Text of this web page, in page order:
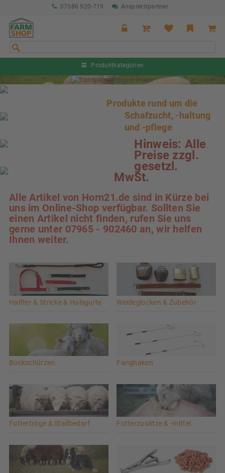
07586 920-719 Ansprechpartner
Produktkategorien
Produkte rund um die
Schafzucht, -haltung
und -pflege
Hinweis: Alle
Preise zzgl.
gesetzl.
MwSt.
Alle Artikel von Horn21.de sind in Kürze bei
uns im Online-Shop verfügbar. Sollten Sie
einen Artikel nicht finden, rufen Sie uns
gerne unter 07965 - 902460 an, wir helfen
Ihnen weiter.
Halfter & Stricke & Halsgurte Weideglocken & Zubehör
Bockschürzen Fanghaken
Futtertröge & Stallbedarf Futterzusätze & -mittel